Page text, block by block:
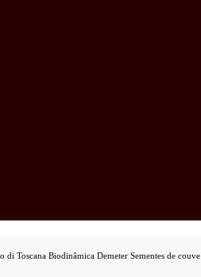
di Toscana Biodinâmica Demeter Sementes de couve